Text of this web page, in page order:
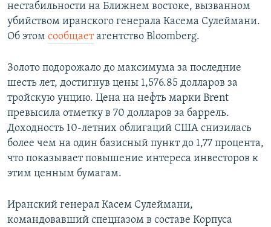
Все сайты РСЕ/РС
нестабильности на Ближнем востоке, вызванном
убийством иранского генерала Касема Сулеймани.
Об этом сообщаетагентство Bloomberg.
Золото подорожало до максимума за последние
шесть лет, достигнув цены 1,576.85 долларов за
тройскую унцию. Цена на нефть марки Brent
превысила отметку в 70 долларов за баррель.
Доходность 10-летних облигаций США снизилась
более чем на один базисный пункт до 1,77 процента,
что показывает повышение интереса инвесторов к
этим ценным бумагам.
Иранский генерал Касем Сулеймани,
командовавший спецназом в составе Корпуса